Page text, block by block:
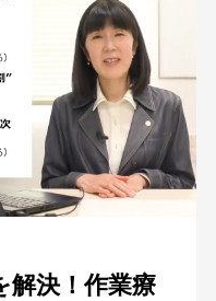
解決！作業療